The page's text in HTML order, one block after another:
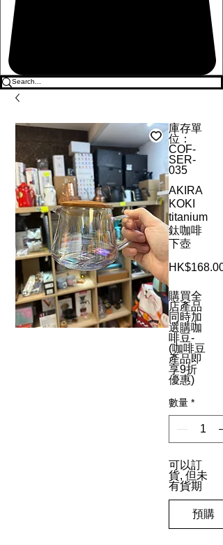
庫存單
位：
COF-
SER-
035
AKIRA
KOKI
titanium
鈦咖啡
下壺
HK$168.00
購買全
店產品
同時加
選購咖
啡豆-
(咖啡豆
產品即
享9折
優惠)
數量 *
可以訂
貨, 但未
有貨期
預購